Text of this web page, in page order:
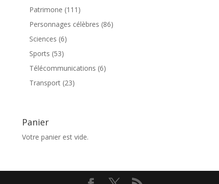
produits
Patrimone 111 111
produits
Personnages célèbres 8686
Sciences 66
Sports 5353
produits
Télécommunications 66
Transport 2323
Panier
Votre panier est vide.